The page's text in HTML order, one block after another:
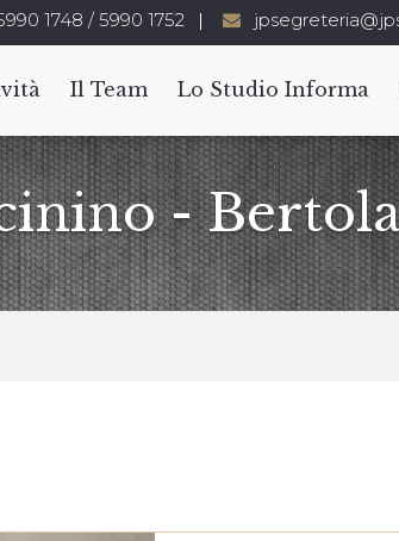
1748 / 5990 1752
Il Team Lo Studio Informa
-